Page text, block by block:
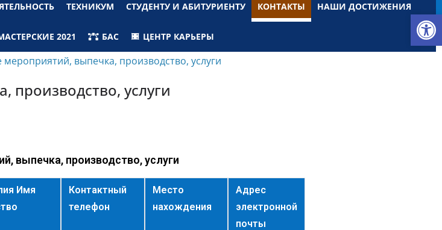
ТЕХНИКУМ СТУДЕНТУ И АБИТУРИЕНТУ КОНТАКТЫ НАШИ ДОСТИЖЕНИЯ
2021 БАС ЦЕНТР КАРЬЕРЫ
выпечка, производство, услуги
услуги
выпечка, производство, услуги
Имя
Контактный
телефон
Место
нахождения
Адрес
электронной
почты